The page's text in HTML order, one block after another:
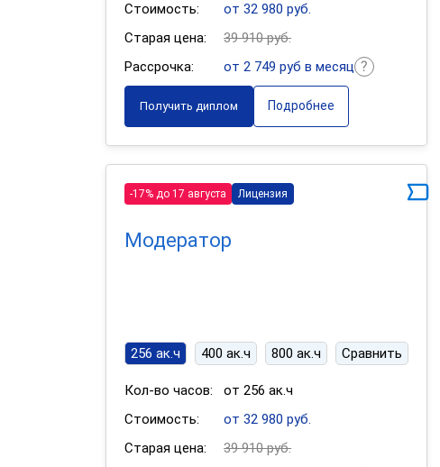
Стоимость:
от 32 980 руб.
Старая цена:
39 910 руб.
Рассрочка:
от 2 749 руб в месяц
Получить диплом Подробнее
-17% до 17 августа Лицензия
Модератор
256 ак.ч 400 ак.ч 800 ак.ч Сравнить
Кол-во часов:
от 256 ак.ч
Стоимость:
от 32 980 руб.
Старая цена:
39 910 руб.